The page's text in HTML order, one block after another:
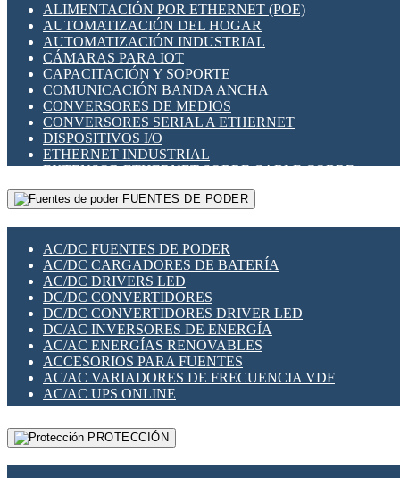
SENSORES INDUCTIVOS
TEMPORIZADORES
VARIACS
VARIADORES DE FRECUENCIA [VDF]
SECCIONADORES - INTERRUPTORES
MAQUINARIA
HERRAMIENTAS VARIAS
ILUMINACIÓN LED
INTERRUPTORES REED
INTERFACES DE RELÉ
OTROS RELÉS
PROTECCIÓN TÉRMICA
RELÉS AUTOMOTRICES
RELÉS DE SEÑAL
RELÉS DE ESTADO SÓLIDO SSR
RELÉS INDUSTRIALES
RELÉS MINIATURA DE POTENCIA
SENSORES MAGNÉTICOS
SWITCH Y MICROSWITCH
TARJETAS PI
UNIÓN Y DERIVACIÓN DE CABLE
ALIMENTACIÓN POR ETHERNET (POE)
AUTOMATIZACIÓN DEL HOGAR
AUTOMATIZACIÓN INDUSTRIAL
CÁMARAS PARA IOT
CAPACITACIÓN Y SOPORTE
COMUNICACIÓN BANDA ANCHA
CONVERSORES DE MEDIOS
CONVERSORES SERIAL A ETHERNET
DISPOSITIVOS I/O
ETHERNET INDUSTRIAL
EXTENSOR ETHERNET SOBRE CABLE COBRE
GATEWAY LORAWAN
GESTIÓN DE REDES
PLACAS MODULARES IOT
SWITCHES Y REDES WIFI
SOLUCIONES IOT
SOLUCIONES LORAWAN
SOLUCIONES RED CELULAR
SEGURIDAD PARA REDES
SWITCHES LAN
TELEFONÍA IP (VOIP)
VIGILANCIA IP (CCTV)
MESHTASTIC
FUENTES DE PODER
AC/DC FUENTES DE PODER
AC/DC CARGADORES DE BATERÍA
AC/DC DRIVERS LED
DC/DC CONVERTIDORES
DC/DC CONVERTIDORES DRIVER LED
DC/AC INVERSORES DE ENERGÍA
AC/AC ENERGÍAS RENOVABLES
ACCESORIOS PARA FUENTES
AC/AC VARIADORES DE FRECUENCIA VDF
AC/AC UPS ONLINE
PROTECCIÓN